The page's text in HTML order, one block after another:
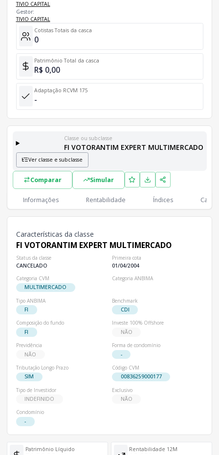
TIVIO CAPITAL
Gestor:
TIVIO CAPITAL
Cotistas Totais da casca
0
Patrimônio Total da casca
R$ 0,00
Adaptação RCVM 175
-
Classes e Subclasses do Fundo
Lista completa de classes e subclasses disponíveis, incluindo
Classes
PLCotistas
Classe
FI VOTORANTIM EXPERT MULTIMERCADO R$ 0,00 0
Classe ou subclasse
FI VOTORANTIM EXPERT MULTIMERCADO
Ver classe e subclasse
Comparar Simular
Informações Rentabilidade Índices
Características da classe
FI VOTORANTIM EXPERT MULTIMERCADO
Status da classe
CANCELADO
Primeira cota
01/04/2004
Categoria CVM
MULTIMERCADO
Categoria ANBIMA
Tipo ANBIMA
FI
Benchmark
CDI
Composição do fundo
FI
Investe 100% Offshore
NÃO
Previdência
NÃO
Forma de condomínio
-
Tributação Longo Prazo
SIM
Código CVM
00836259000177
Tipo de Investidor
INDEFINIDO
Exclusivo
NÃO
Condomínio
-
Patrimônio Líquido Rentabilidade 12M